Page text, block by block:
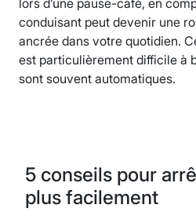
lors d’une pause-café, en
conduisant peut devenir une
ancrée dans votre quotidien.
est particulièrement difficile à
sont souvent automatiques.
5 conseils pour
plus facilement